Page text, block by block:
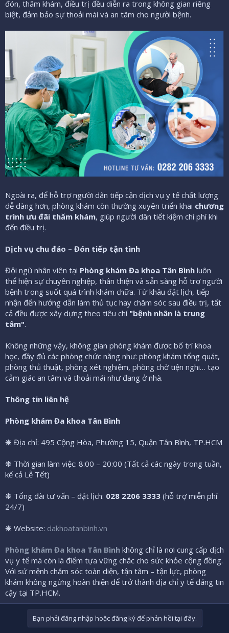
đón, thăm khám, điều trị đều diễn ra trong không gian riêng
biệt, đảm bảo sự thoải mái và an tâm cho người bệnh.
Ngoài ra, để hỗ trợ người dân tiếp cận dịch vụ y tế chất lượng
dễ dàng hơn, phòng khám còn thường xuyên triển khai chương
trình ưu đãi thăm khám, giúp người dân tiết kiệm chi phí khi
đến điều trị.
Dịch vụ chu đáo – Đón tiếp tận tình
Đội ngũ nhân viên tại Phòng khám Đa khoa Tân Bình luôn
thể hiện sự chuyên nghiệp, thân thiện và sẵn sàng hỗ trợ người
bệnh trong suốt quá trình khám chữa. Từ khâu đặt lịch, tiếp
nhận đến hướng dẫn làm thủ tục hay chăm sóc sau điều trị, tất
cả đều được xây dựng theo tiêu chí "bệnh nhân là trung
tâm".
Không những vậy, không gian phòng khám được bố trí khoa
học, đầy đủ các phòng chức năng như: phòng khám tổng quát,
phòng thủ thuật, phòng xét nghiệm, phòng chờ tiện nghi… tạo
cảm giác an tâm và thoải mái như đang ở nhà.
Thông tin liên hệ
Phòng khám Đa khoa Tân Bình
❋ Địa chỉ: 495 Cộng Hòa, Phường 15, Quận Tân Bình, TP.HCM
❋ Thời gian làm việc: 8:00 – 20:00 (Tất cả các ngày trong tuần,
kể cả Lễ Tết)
❋ Tổng đài tư vấn – đặt lịch: 028 2206 3333 (hỗ trợ miễn phí
24/7)
❋ Website: dakhoatanbinh.vn
Phòng khám Đa khoa Tân Bình không chỉ là nơi cung cấp dịch
vụ y tế mà còn là điểm tựa vững chắc cho sức khỏe cộng đồng.
Với sứ mệnh chăm sóc toàn diện, tận tâm – tận lực, phòng
khám không ngừng hoàn thiện để trở thành địa chỉ y tế đáng tin
cậy tại TP.HCM.
Bạn phải đăng nhập hoặc đăng ký để phản hồi tại đây.